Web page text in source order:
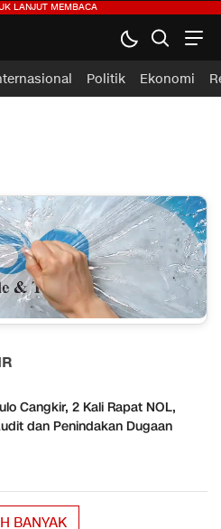
Politik Ekonomi
Cangkir, 2 Kali Rapat NOL,
dan Penindakan Dugaan
BANYAK